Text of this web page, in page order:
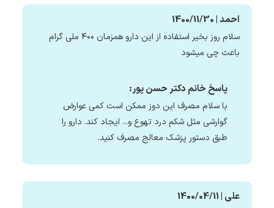
احمد | 1400/11/30
سلام روز بخیر استفاده از این دارو همزمان ۴۰۰ ملی گرام
باعث چی میشود
پاسخ خانم دکتر حسن پور:
با سلام مصرف این دوز ممکن است کمی عوارض
گوارشی مثل شکم درد تهوع و... ایجاد کند. دارو را
طبق دستور پزشک معالج مصرف کنید.
علی | 1400/04/11